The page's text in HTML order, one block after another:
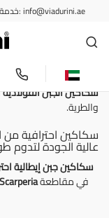
خدمة العملاء هاتف: +390541623760 - البريد الإلكتروني: info@viadurini.ae
أدوات المائدة
سكاكين
سكاكين الجبنالفولاذية
والطرية.
سكاكين احترافية من
عالية الجودة لتدوم
سكاكين جبن إيطالية
Scarperiaفي مقاطعة